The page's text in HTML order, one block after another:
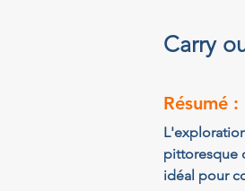
Carry
Résumé :
pittoresque
idéal pour